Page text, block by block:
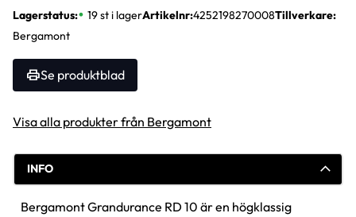
Lagerstatus 19 st i lagerArtikelnr 4252198270008Tillverkare
Bergamont
Se produktblad
Visa alla produkter från Bergamont
INFO
Bergamont Grandurance RD 10 är en högklassig